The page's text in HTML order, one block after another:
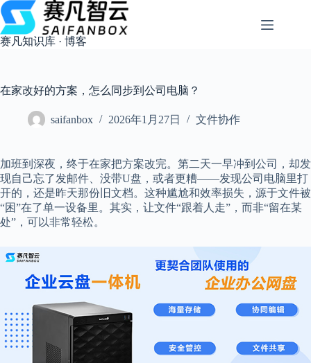
跳
过
内
容
赛凡知识库 · 博客
在家改好的方案，怎么同步到公司电脑？
saifanbox 2026年1月27日 文件协作
加班到深夜，终于在家把方案改完。第二天一早冲到公司，却发
现自己忘了发邮件、没带U盘，或者更糟——发现公司电脑里打
开的，还是昨天那份旧文档。这种尴尬和效率损失，源于文件被
“困”在了单一设备里。其实，让文件“跟着人走”，而非“留在某
处”，可以非常轻松。